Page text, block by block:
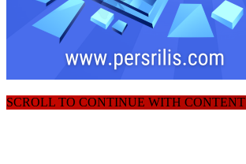
SCROLL TO CONTINUE WITH CONTENT